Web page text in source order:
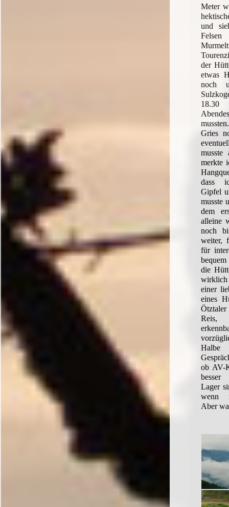
Meter
und
der
etwas
noch
18.30
Gries
musste
merkte
dass
Gipfel
musste
dem
alleine
noch
weiter,
für
die
wirklich
einer
eines
Reis,
Halbe
ob AV-
Lager
wenn
Aber